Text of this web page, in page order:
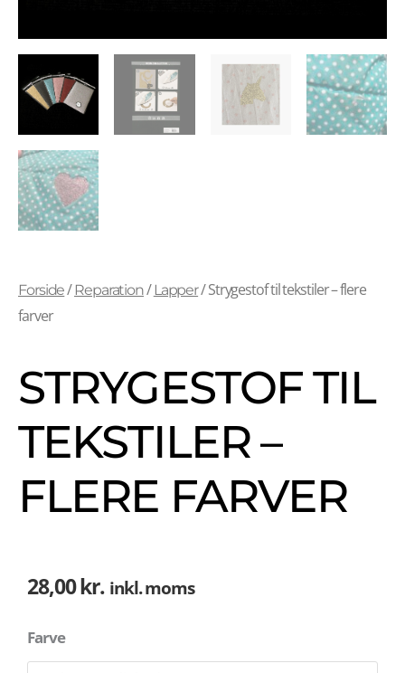
Forside/Reparation/Lapper/ Strygestof til tekstiler – flere
farver
STRYGESTOF TIL
TEKSTILER –
FLERE FARVER
28,00kr. inkl. moms
Farve
Antal